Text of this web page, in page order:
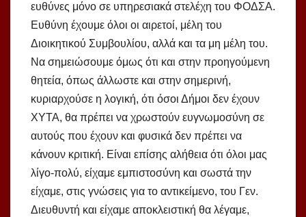
ευθύνες μόνο σε υπηρεσιακά στελέχη του ΦΟΔΣΑ.
Ευθύνη έχουμε όλοι οι αιρετοί, μέλη του
Διοικητικού Συμβουλίου, αλλά και τα μη μέλη του.
Να σημειώσουμε όμως ότι και στην προηγούμενη
θητεία, όπως άλλωστε και στην σημερινή,
κυριαρχούσε η λογική, ότι όσοι Δήμοι δεν έχουν
ΧΥΤΑ, θα πρέπει να χρωστούν ευγνωμοσύνη σε
αυτούς που έχουν και φυσικά δεν πρέπει να
κάνουν κριτική. Είναι επίσης αλήθεια ότι όλοι μας
λίγο-πολύ, είχαμε εμπιστοσύνη και σωστά την
είχαμε, στις γνώσεις για το αντικείμενο, του Γεν.
Διευθυντή και είχαμε αποκλειστική θα λέγαμε,